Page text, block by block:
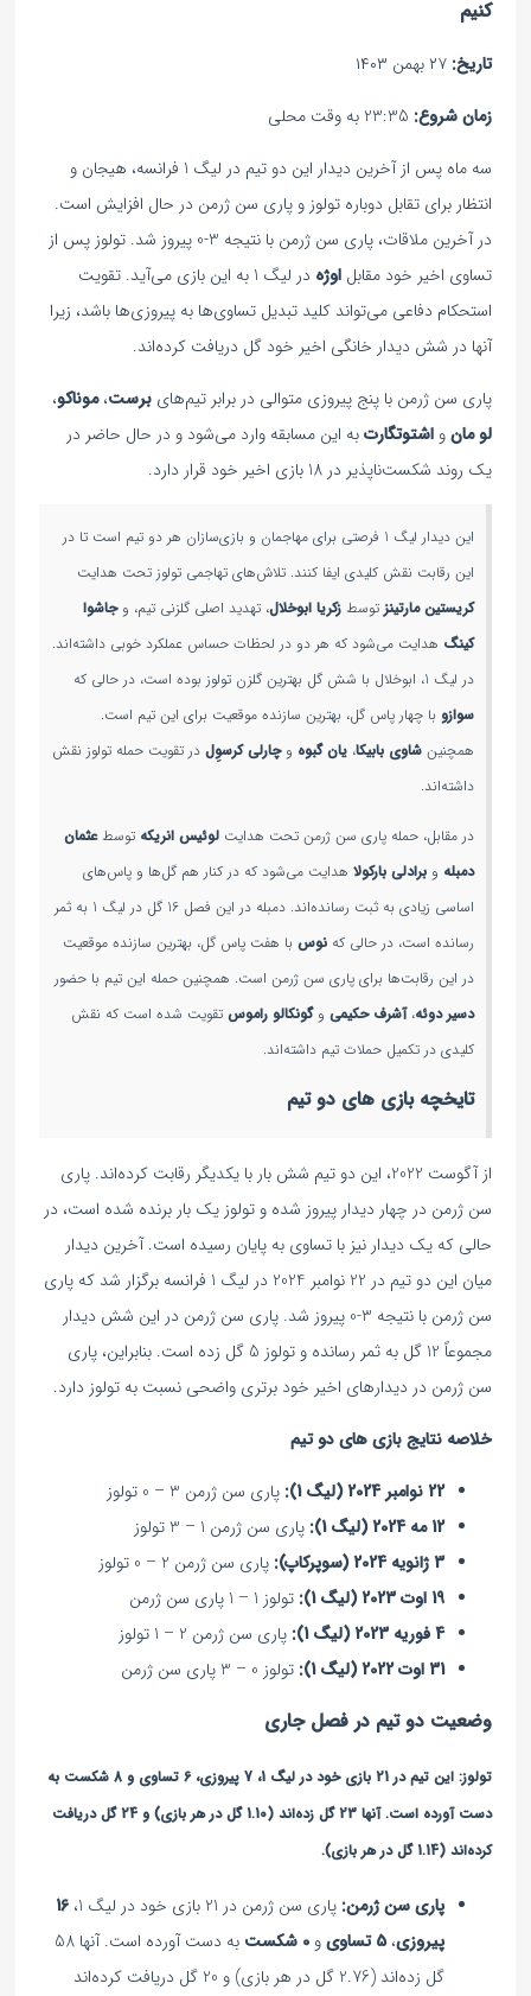
کنیم
تاریخ: ۲۷ بهمن ۱۴۰۳
زمان شروع:
سه ماه پس از آخرین دیدار این دو تیم در لیگ 1 فرانسه، هیجان و
انتظار برای تقابل دوباره تولوز و پاری سن ژرمن در حال افزایش است.
در آخرین ملاقات، پاری سن ژرمن با نتیجه 3-0 پیروز شد. تولوز پس از
تساوی اخیر خود مقابلاوژه
در لیگ 1 به این بازی می‌آید. تقویت
استحکام دفاعی می‌تواند کلید تبدیل تساوی‌ها به پیروزی‌ها باشد، زیرا
آنها در شش دیدار خانگی اخیر خود گل دریافت کرده‌اند.
پاری سن ژرمن با پنج پیروزی متوالی در برابر تیم‌هایبرست،موناکو،
لو مانواشتوتگارتبه این مسابقه وارد می‌شود و در حال حاضر در
یک روند شکست‌ناپذیر در 18 بازی اخیر خود قرار دارد.
این دیدار لیگ 1 فرصتی برای مهاجمان و بازی‌سازان هر دو تیم است تا در
این رقابت نقش کلیدی ایفا کنند. تلاش‌های تهاجمی تولوز تحت هدایت
کریستین مارتینز توسطزکریا ابوخلال، تهدید اصلی گلزنی تیم، وجاشوا
کینگ هدایت می‌شود که هر دو در لحظات حساس عملکرد خوبی داشته‌اند.
در لیگ 1، ابوخلال با شش گل بهترین گلزن تولوز بوده است، در حالی که
سوازو با چهار پاس گل، بهترین سازنده موقعیت برای این تیم است.
همچنینشاوی بابیکا،یان گبوه وچارلی کرسوِل در تقویت حمله تولوز نقش
داشته‌اند.
در مقابل، حمله پاری سن ژرمن تحت هدایتلوئیس انریکه توسطعثمان
دمبله وبرادلی بارکولا هدایت می‌شود که در کنار هم گل‌ها و پاس‌های
اساسی زیادی به ثبت رسانده‌اند. دمبله در این فصل 16 گل در لیگ 1 به ثمر
رسانده است، در حالی کهنوس با هفت پاس گل، بهترین سازنده موقعیت
در این رقابت‌ها برای پاری سن ژرمن است. همچنین حمله این تیم با حضور
دسیر دوئه،آشرف حکیمی وگونکالو راموس تقویت شده است که نقش
کلیدی در تکمیل حملات تیم داشته‌اند.
تایخچه بازی های دو تیم
از آگوست 2022، این دو تیم شش بار با یکدیگر رقابت کرده‌اند. پاری
سن ژرمن در چهار دیدار پیروز شده و تولوز یک بار برنده شده است، در
حالی که یک دیدار نیز با تساوی به پایان رسیده است. آخرین دیدار
میان این دو تیم در 22 نوامبر 2024 در لیگ 1 فرانسه برگزار شد که پاری
سن ژرمن با نتیجه 3-0 پیروز شد. پاری سن ژرمن در این شش دیدار
مجموعاً 12 گل به ثمر رسانده و تولوز 5 گل زده است. بنابراین، پاری
سن ژرمن در دیدارهای اخیر خود برتری واضحی نسبت به تولوز دارد.
خلاصه نتایج بازی های دو تیم
22 نوامبر 2024 (لیگ 1):
پاری سن ژرمن 3 – 0 تولوز
12 مه 2024 (لیگ 1):
پاری سن ژرمن 1 – 3 تولوز
3 ژانویه 2024 (سوپرکاپ):
پاری سن ژرمن 2 – 0 تولوز
19 اوت 2023 (لیگ 1):
تولوز 1 – 1 پاری سن ژرمن
4 فوریه 2023 (لیگ 1):
پاری سن ژرمن 2 – 1 تولوز
31 اوت 2022 (لیگ 1):
تولوز 0 – 3 پاری سن ژرمن
وضعیت دو تیم در فصل جاری
تولوز: این تیم در 21 بازی خود در لیگ 1، 7 پیروزی ،6 تساوی و8 شکست
به
دست آورده است. آنها 23 گل زده‌اند (1.10 گل در هر بازی) و 24 گل دریافت
کرده‌اند (1.14 گل در هر بازی).
پاری سن ژرمن: پاری سن ژرمن در 21 بازی خود در لیگ 1،
16
پیروزی،5 تساوی و0 شکست
به دست آورده است. آنها 58
گل زده‌اند (2.76 گل در هر بازی) و 20 گل دریافت کرده‌اند